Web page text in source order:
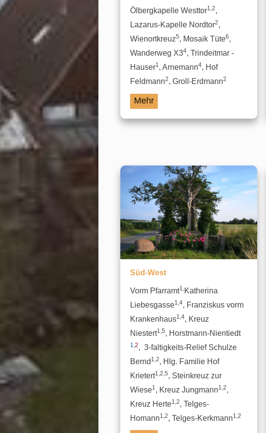
Ölbergkapelle Westtor1,2,
Lazarus-Kapelle Nordtor2,
Wienortkreuz5, Mosaik Tüte6,
Wanderweg X34, Trindeitmar -
Hauser1 , Arnemann4, Hof
Feldmann2, Groll-Erdmann2
Mehr
Süd-West
Vorm Pfarramt1, Katherina
Liebesgasse1,4, Franziskus vorm
Krankenhaus1,4, Kreuz
Niestert1,5, Horstmann-Nientiedt
1 2, 3-faltigkeits-Relief Schulze
Bernd 1,2, Hlg. Familie Hof
Krietert1,2,5, Steinkreuz zur
Wiese1 , Kreuz Jungmann1,2,
Kreuz Herte1,2, Telges-
Homann1,2, Telges-Kerkmann1,2